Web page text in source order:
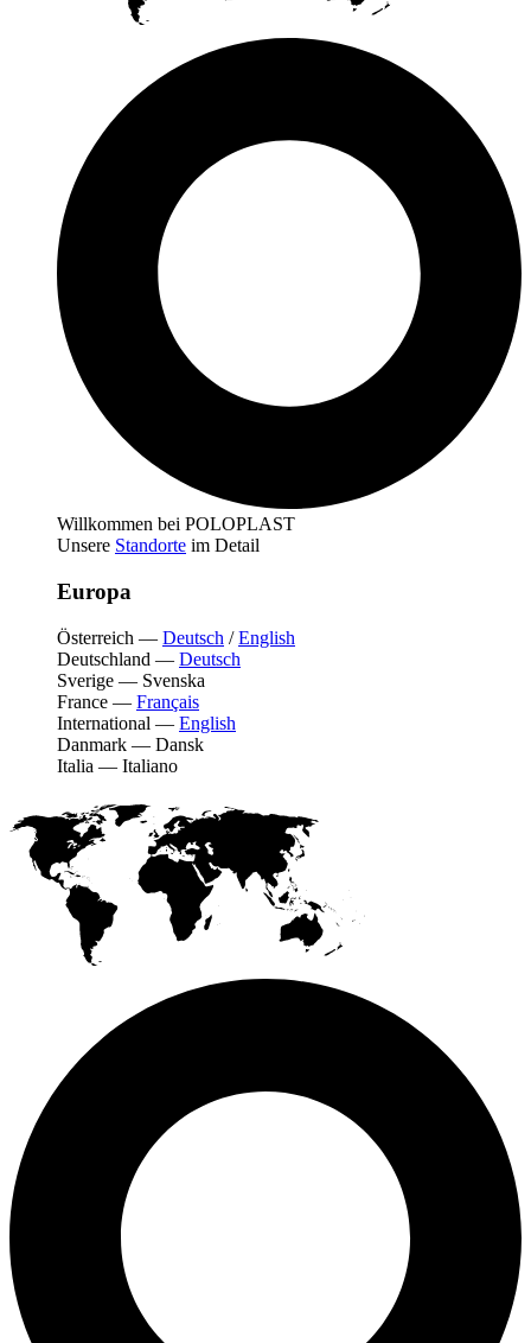
Willkommen bei POLOPLAST
Unsere Standorte im Detail
Europa
Österreich — Deutsch /English
Deutschland — Deutsch
Sverige — Svenska
France — Français
International — English
Danmark — Dansk
Italia — Italiano